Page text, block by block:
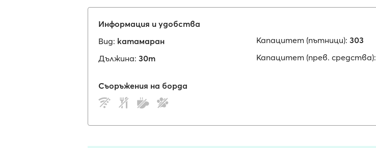
Информация и удобства
Вид: катамаран
Дължина: 30m
Капацитет (пътници): 303
Капацитет (прев. средства):
Съоръжения на борда